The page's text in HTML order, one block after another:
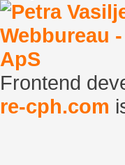
Frontend
re-cph.com